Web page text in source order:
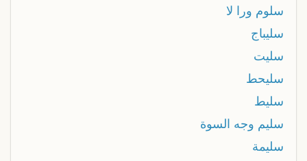
سلوم ورا لا
سليباج
سليت
سليحط
سليط
سليم وجه السوة
سليمة